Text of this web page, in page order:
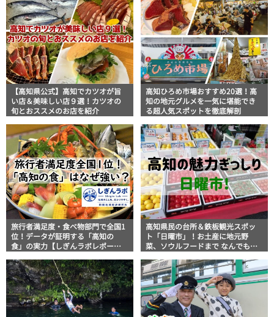
【高知県公式】高知でカツオが旨
い店＆美味しい店９選！カツオの
旬とおススメのお店を紹介
高知ひろめ市場おすすめ20選！高
知の地元グルメを一気に堪能でき
る超人気スポットを徹底解剖
旅行者満足度・食べ物部門で全国1
位！データが証明する「高知の
食」の実力【しぎんラボレポー
高知県民の台所＆鉄板観光スポッ
ト「日曜市」！お土産に地元野
菜、ソウルフードまで なんでもそ
説！